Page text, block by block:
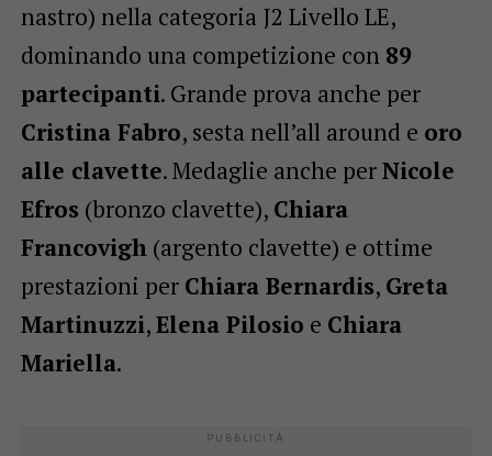
nastro) nella categoria J2 Livello LE,
dominando una competizione con 89
partecipanti. Grande prova anche per
Cristina Fabro, sesta nell’all around e oro
alle clavette. Medaglie anche perNicole
Efros (bronzo clavette), Chiara
Francovigh(argento clavette) e ottime
prestazioni per Chiara Bernardis, Greta
Martinuzzi,Elena Pilosio e Chiara
Mariella.